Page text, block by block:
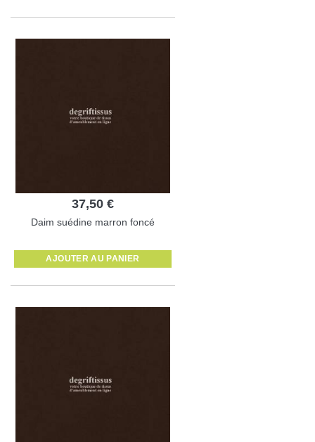
37,50 €
Daim suédine marron foncé
AJOUTER AU PANIER